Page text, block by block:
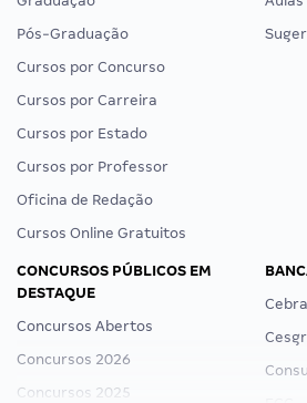
Pós-Graduação
Cursos por Concurso
Cursos por Carreira
Cursos por Estado
Cursos por Professor
Oficina de Redação
Cursos Online Gratuitos
CONCURSOS PÚBLICOS EM
DESTAQUE
Concursos Abertos
Concursos 2026
Concursos 2025